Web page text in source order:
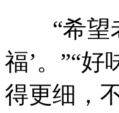
“希望老
福’。”“
得更细，